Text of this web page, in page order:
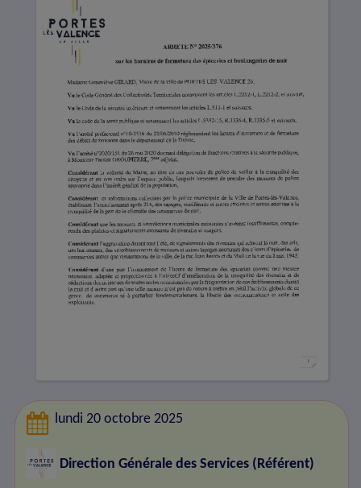
lundi 20 octobre 2025
Direction Générale des Services (Référent)